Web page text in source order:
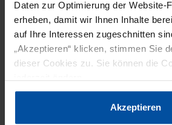
Daten zur Optimierung der Website-
erheben, damit wir Ihnen Inhalte
auf Ihre Interessen zugeschnitten
„Akzeptieren“ klicken, stimmen Sie
dieser Cookies zu. Sie können die
Datenschutzerklärung|Impressum
Akzeptieren
INTERPACK VERPACKUNG ROBOTIK
08. Mai 2026
NEUES KONZEPT FÜR DIE
und ein klares Ziel: Mit der